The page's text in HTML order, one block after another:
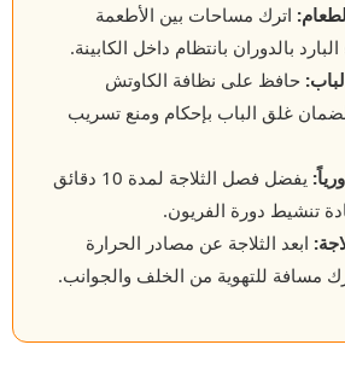
اترك مساحات بين الأطعمة
بالدوران بانتظام داخل الكابينة.
حافظ على نظافة الكاوتش
غلق الباب بإحكام ومنع تسريب
يفضل فصل الثلاجة لمدة 10 دقائق
تنشيط دورة الفريون.
ابعد الثلاجة عن مصادر الحرارة
مسافة للتهوية من الخلف والجوانب.